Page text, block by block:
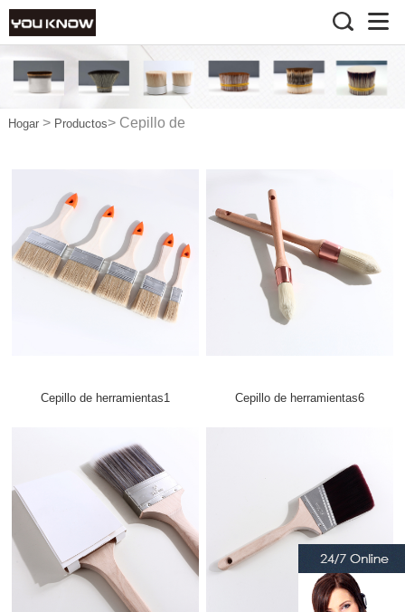
Hogar > Productos>Cepillo de
Cepillo de herramientas1 Cepillo de herramientas6